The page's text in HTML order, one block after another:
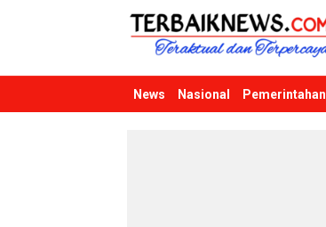
Terbaiknews
Teraktual dan Terpercaya
News Nasional Pemerintahan